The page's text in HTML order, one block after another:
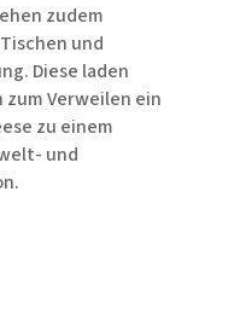
zudem
und
Diese laden
Verweilen ein
zu einem
und